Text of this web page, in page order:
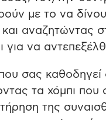
με το να
αναζητώντας
για να
σας
τα χόμπι που
της